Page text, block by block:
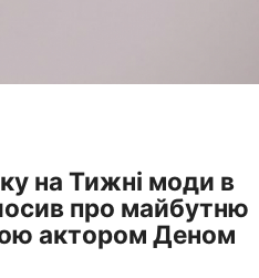
на Тижні моди в
про майбутню
актором Деном